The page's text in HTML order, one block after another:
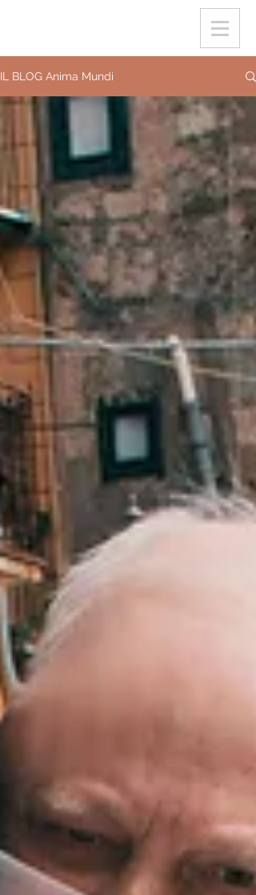
IL BLOG Anima Mundi